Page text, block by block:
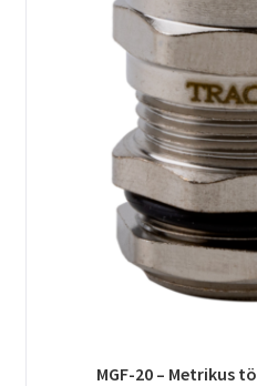
MGF-20 – Metrikus